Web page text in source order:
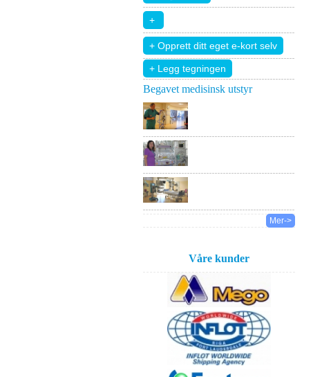
+ Legg tegningen
Begavet medisinsk utstyr
Mer->
Våre kunder